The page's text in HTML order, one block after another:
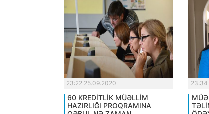
23:22 25.09.2020
60 KREDİTLİK MÜƏLLİM
HAZIRLIĞI PROQRAMINA
23:34